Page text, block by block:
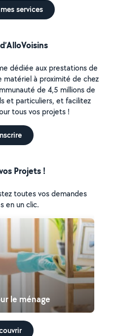
services
dédiée aux prestations de
matériel à proximité de chez
de 4,5 millions de
et particuliers, et facilitez
tous vos projets !
Projets !
toutes vos demandes
en un clic.
le ménage